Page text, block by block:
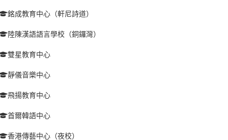
銘成教育中心（軒尼詩道）
陸陳漢語語言學校（銅鑼灣）
雙星教育中心
靜儀音樂中心
飛揚教育中心
首爾韓語中心
香港傳藝中心（夜校）